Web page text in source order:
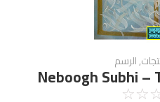
,الرسم
Neboogh Subhi
☆
☆